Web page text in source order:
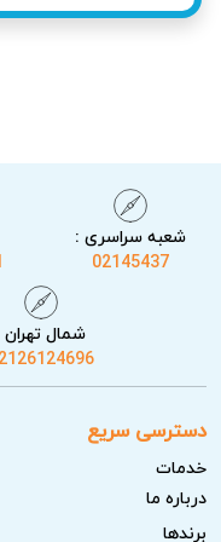
خدمات آریابهکار
در آریابهکار، تشخیص
تعمیر و کاهش احتمال
خدمات ما مطابق نرخ
عیب‌یابی تخصصی و
شعبه سراسری :
02145437
شمال
دسترسی سریع
خدمات
درباره ما
برندها